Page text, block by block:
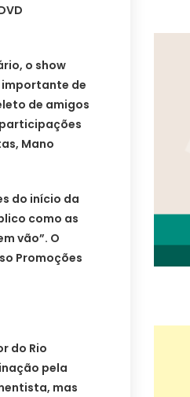
o show
importante de
de amigos
Mano
do início da
como as
vão”. O
Promoções
do Rio
pela
mas